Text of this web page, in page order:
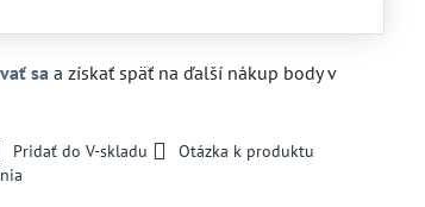
sa a získať späť na ďalší nákup body v
Pridať do V-skladu
Otázka k produktu